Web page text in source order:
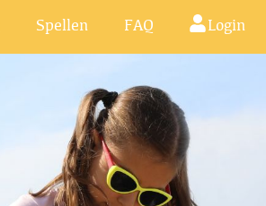
Spellen FAQ Login